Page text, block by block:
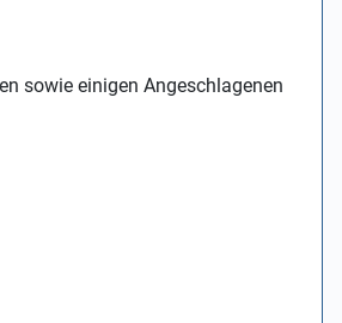
sowie einigen Angeschlagenen